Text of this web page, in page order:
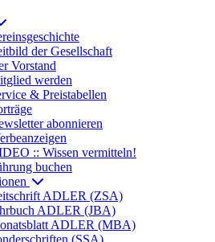
der Gesellschaft
Vorstand
werden
& Preistabellen
abonnieren
:: Wissen vermitteln!
buchen
ADLER (ZSA)
ADLER (JBA)
ADLER (MBA)
(SSA)